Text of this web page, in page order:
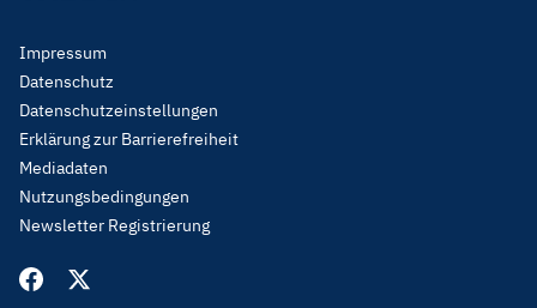
Footer
Menu
Legal
Impressum
Datenschutz
Datenschutzeinstellungen
Erklärung zur Barrierefreiheit
Mediadaten
Nutzungsbedingungen
Newsletter Registrierung